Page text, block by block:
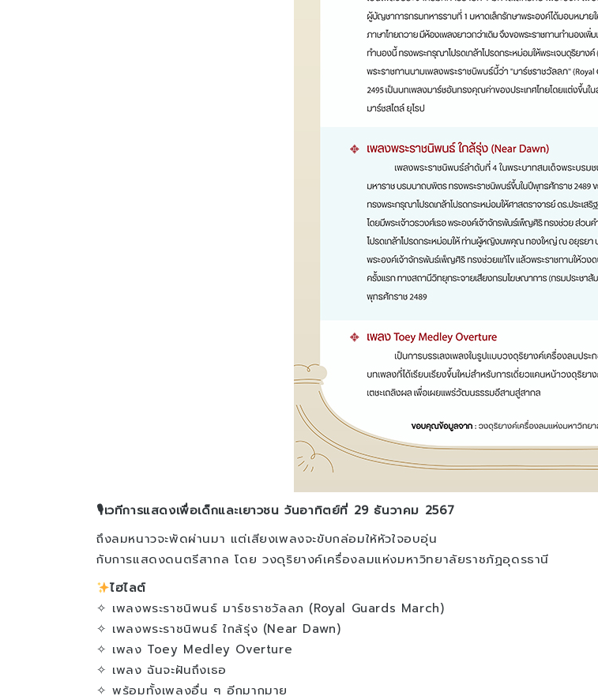
🎙เวทีการแสดงเพื่อเด็กและเยาวชน วันอาทิตย์ที่ 29 ธันวาคม 2567
ถึงลมหนาวจะพัดผ่านมา แต่เสียงเพลงจะขับกล่อมให้หัวใจอบอุ่น
กับการแสดงดนตรีสากล โดย วงดุริยางค์เครื่องลมแห่งมหาวิทยาลัยราชภัฏอุดรธานี
ไฮไลต์
✧ เพลงพระราชนิพนธ์ มาร์ชราชวัลลภ (Royal Guards March)
✧ เพลงพระราชนิพนธ์ ใกล้รุ่ง (Near Dawn)
✧ เพลง Toey Medley Overture
✧ เพลง ฉันจะฝันถึงเธอ
✧ พร้อมทั้งเพลงอื่น ๆ อีกมากมาย